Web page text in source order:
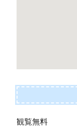
観覧無料